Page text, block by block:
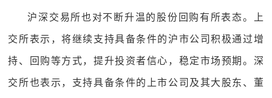
沪深交易所也对不断升温的股份回购有所表态。上
交所表示，将继续支持具备条件的沪市公司积极通过增
持、回购等方式，提升投资者信心，稳定市场预期。深
交所也表示，支持具备条件的上市公司及其大股东、董